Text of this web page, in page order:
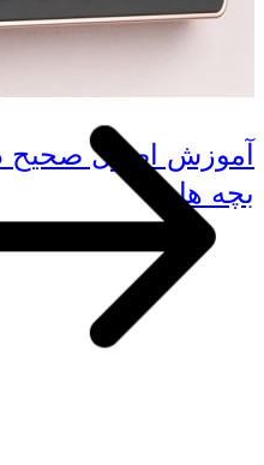
آموزش اصول صحیح
بچه ها